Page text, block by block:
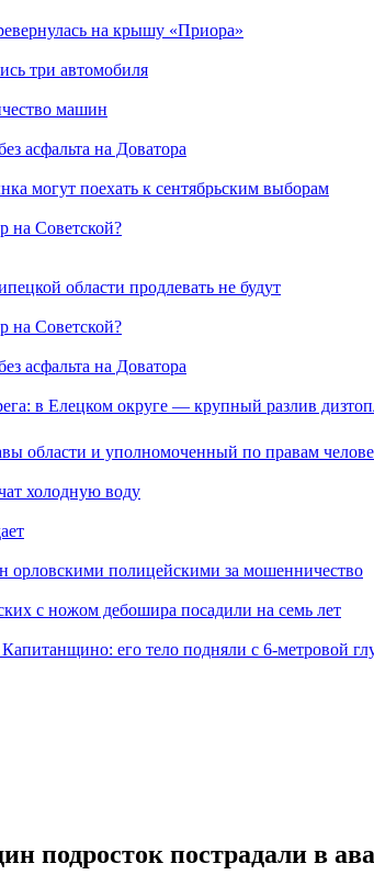
на крышу «Приора»
три автомобиля
машин
асфальта на Доватора
могут поехать к сентябрьским выборам
на Советской?
области продлевать не будут
на Советской?
асфальта на Доватора
в Елецком округе — крупный разлив
области и уполномоченный по правам
холодную воду
орловскими полицейскими за мошенничество
с ножом дебошира посадили на семь лет
его тело подняли с 6-метровой
подросток пострадали в